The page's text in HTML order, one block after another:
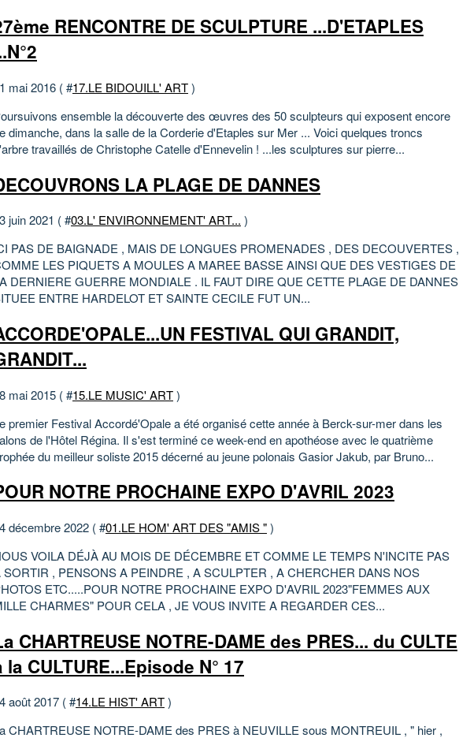
RENCONTRE DE SCULPTURE ...D'ETAPLES
mai 2016 ( #17.LE BIDOUILL' ART)
ensemble la découverte des œuvres des 50 sculpteurs qui exposent encore
dimanche, dans la salle de la Corderie d'Etaples sur Mer ... Voici quelques troncs
travaillés de Christophe Catelle d'Ennevelin ! ...les sculptures sur pierre...
LA PLAGE DE DANNES
juin 2021 ( #03.L' ENVIRONNEMENT' ART... )
PAS DE BAIGNADE , MAIS DE LONGUES PROMENADES , DES DECOUVERTES ,
LES PIQUETS A MOULES A MAREE BASSE AINSI QUE DES VESTIGES DE
DERNIERE GUERRE MONDIALE . IL FAUT DIRE QUE CETTE PLAGE DE DANNES
ENTRE HARDELOT ET SAINTE CECILE FUT UN...
FESTIVAL QUI GRANDIT,
mai 2015 ( #15.LE MUSIC' ART)
premier Festival Accordé'Opale a été organisé cette année à Berck-sur-mer dans les
de l'Hôtel Régina. Il s'est terminé ce week-end en apothéose avec le quatrième
du meilleur soliste 2015 décerné au jeune polonais Gasior Jakub, par Bruno...
NOTRE PROCHAINE EXPO D'AVRIL 2023
décembre 2022 ( #01.LE HOM' ART DES "AMIS ")
VOILA DÉJÀ AU MOIS DE DÉCEMBRE ET COMME LE TEMPS N'INCITE PAS
SORTIR , PENSONS A PEINDRE , A SCULPTER , A CHERCHER DANS NOS
ETC.....POUR NOTRE PROCHAINE EXPO D'AVRIL 2023"FEMMES AUX
CHARMES" POUR CELA , JE VOUS INVITE A REGARDER CES...
CHARTREUSE NOTRE-DAME des PRES... du CULTE
la CULTURE...Episode N° 17
août 2017 ( #14.LE HIST' ART)
CHARTREUSE NOTRE-DAME des PRES à NEUVILLE sous MONTREUIL , " hier ,